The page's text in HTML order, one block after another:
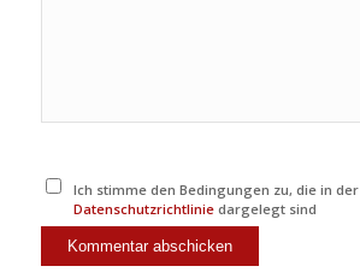
Ich stimme den Bedingungen zu, die in der
Datenschutzrichtlinie dargelegt sind